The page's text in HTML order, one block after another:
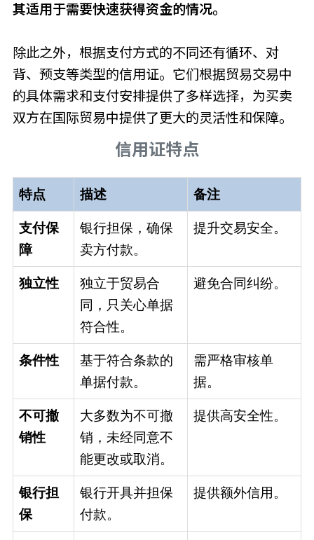
其适用于需要快速获得资金的情况。
除此之外，根据支付方式的不同还有循环、对
背、预支等类型的信用证。它们根据贸易交易中
的具体需求和支付安排提供了多样选择，为买卖
双方在国际贸易中提供了更大的灵活性和保障。
信用证特点
特点 描述 备注
支付保
障
银行担保，确保
卖方付款。
提升交易安全。
独立性
独立于贸易合
同，只关心单据
符合性。
避免合同纠纷。
条件性
基于符合条款的
单据付款。
需严格审核单
据。
不可撤
销性
大多数为不可撤
销，未经同意不
能更改或取消。
提供高安全性。
银行担
保
银行开具并担保
付款。
提供额外信用。